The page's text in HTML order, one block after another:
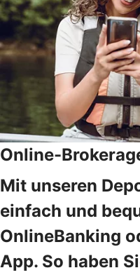
Online-
Mit unseren
einfach und
OnlineBanking
App. So haben